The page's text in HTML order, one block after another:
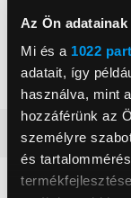
Az Ön
Mi és a 1022
adatait, így
használva, mint
hozzáférünk az
személyre
és
Nettó súly
Szín
Zajszint
Memória mérete
Színes másolás
Részletes